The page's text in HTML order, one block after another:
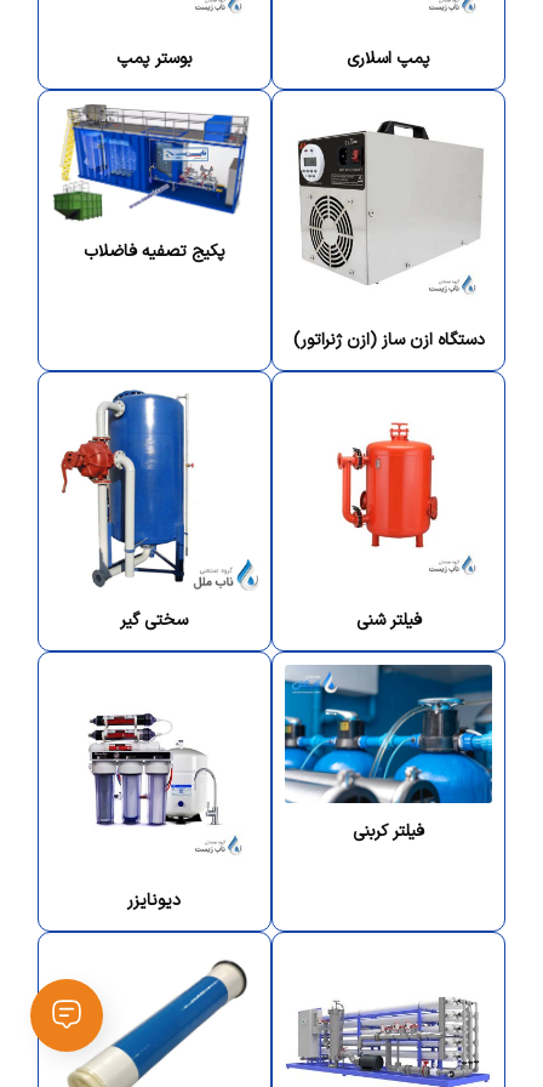
پمپ اسلاری بوستر پمپ
دستگاه ازن ساز (ازن ژنراتور)
پکیج تصفیه فاضلاب
فیلتر شنی سختی گیر
فیلتر کربنی
دیونایزر